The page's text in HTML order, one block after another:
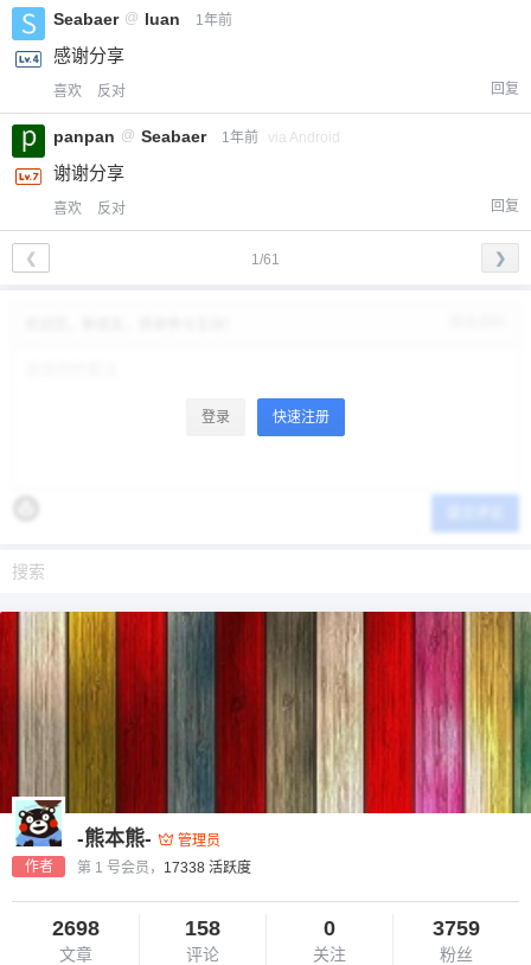
Seabaer @ luan 1年前
感谢分享
喜欢 反对 回复
panpan @ Seabaer 1年前 via Android
谢谢分享
喜欢 反对 回复
1/61
❮ ❯
登录 快速注册
作者
-熊本熊-
管理员
第 1 号会员， 17338 活跃度
2698
文章
158
评论
0
关注
3759
粉丝